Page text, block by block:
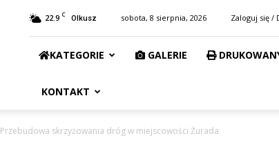
22.9 C Olkusz sobota, 8 sierpnia, 2026 Zaloguj się /
KATEGORIE GALERIE
KONTAKT
Przebudowa skrzyżowania dróg w miejscowości Żurada